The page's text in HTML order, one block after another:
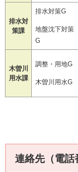
排水対
策課
排水対策G
地盤沈下対策
G
木曽川
用水課
調整・用地G
木曽川用水G
連絡先（電話